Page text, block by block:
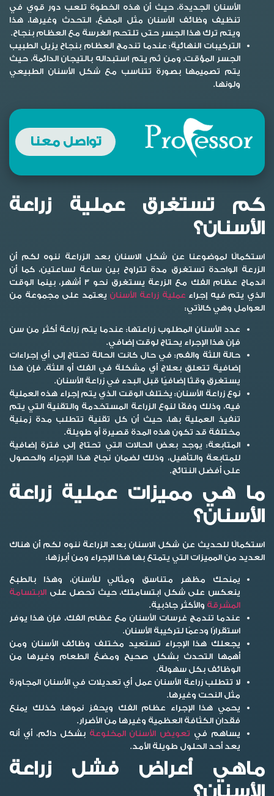
الأسنان الجديدة، حيث أن هذه الخطوة تلعب دور قوي في
تنظيف وظائف الأسنان مثل المضغ، التحدث وغيرها، هذا
ويتم ترك هذا الجسر حتى تلتحم الغرسة مع العظام بنجاح.
التركيبات النهائية: عندما تندمج العظام بنجاح يزيل الطبيب
الجسر المؤقت، ومن ثم يتم استبداله بالتيجان الدائمة، حيث
يتم تصميمها بصورة تتناسب مع شكل الأسنان الطبيعي
ولونها.
تواصل معنا
كم تستغرق عملية زراعة
الأسنان؟
استكمالًا لموضوعنا عن شكل الاسنان بعد الزراعة ننوه لكم أن
الزرعة الواحدة تستغرق مدة تتراوح بين ساعة لساعتين، كما أن
اندماج عظام الفك مع الزرعة يستغرق نحو 3 أشهر، بينما الوقت
الذي يتم فيه إجراء عملية زراعة الأسنان يعتمد على مجموعة من
العوامل وهي كالآتي:
عدد الأسنان المطلوب زراعتها: عندما يتم زراعة أكثر من سن
فإن هذا الإجراء يحتاج لوقت إضافي.
حالة اللثة والفم: في حال كانت الحالة تحتاج إلى أي إجراءات
إضافية تتعلق بعلاج أي مشكلة في الفك أو اللثة، فإن هذا
يستغرق وقتًا إضافيًا قبل البدء في زراعة الأسنان.
نوع زراعة الأسنان: يختلف الوقت الذي يتم إجراء هذه العملية
فيه، وذلك وفقًا لنوع الزراعة المستخدمة والتقنية التي يتم
تنفيذ العملية بها، حيث أن كل تقنية تتطلب مدة زمنية
مختلفة قد تكون هذه المدة قصيرة أو طويلة.
المتابعة: يوجد بعض الحالات التي تحتاج إلى فترة إضافية
للمتابعة والتأهيل، وذلك لضمان نجاح هذا الإجراء والحصول
على أفضل النتائج.
ما هي مميزات عملية زراعة
الأسنان؟
استكمالًا للحديث عن شكل الاسنان بعد الزراعةننوه لكم أن هناك
العديد من المميزات التي يتمتع بها هذا الإجراء ومن أبرزها:
يمنحك مظهر متناسق ومثالي للأسنان، وهذا بالطبع
ينعكس على شكل ابتسامتك، حيث تحصل على الابتسامة
المشرقة والأكثر جاذبية.
عندما تندمج غرسات الأسنان مع عظام الفك، فإن هذا يوفر
استقرارًا ودعمًا لتركيبة الأسنان.
يجعلك هذا الإجراء تستعيد مختلف وظائف الأسنان ومن
أهمها التحدث بشكل صحيح ومضغ الطعام وغيرها من
الوظائف بكل سهولة.
لا تتطلب زراعة الأسنان عمل أي تعديلات في الأسنان المجاورة
مثل النحت وغيرها.
يحمي هذا الإجراء عظام الفك ويحفز نموها، كذلك يمنع
فقدان الكثافة العظمية وغيرها من الأضرار.
يساهم في تعويض الأسنان المخلوعة بشكل دائم، أي أنه
يعد أحد الحلول طويلة الأمد.
ماهي أعراض فشل زراعة